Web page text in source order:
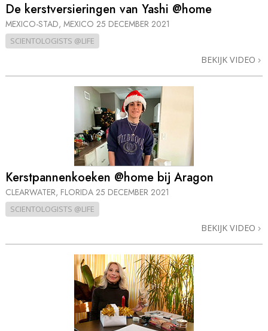
De kerstversieringen van Yashi @home
MEXICO-STAD, MEXICO 25 DECEMBER 2021
SCIENTOLOGISTS @LIFE
BEKIJK VIDEO
Kerstpannenkoeken @home bij Aragon
CLEARWATER, FLORIDA 25 DECEMBER 2021
SCIENTOLOGISTS @LIFE
BEKIJK VIDEO